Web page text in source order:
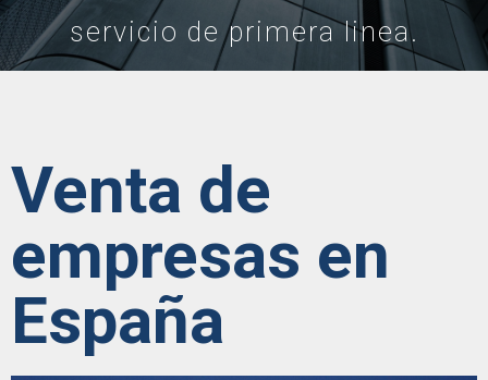
servicio de primera linea.
Venta de
empresas en
España